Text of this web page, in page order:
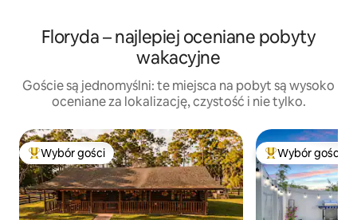
Floryda – najlepiej oceniane pobyty
wakacyjne
Goście są jednomyślni: te miejsca na pobyt są wysoko
oceniane za lokalizację, czystość i nie tylko.
Najpopularniejsze z kategorii Wybór gości
Wybór gości Wybór gości